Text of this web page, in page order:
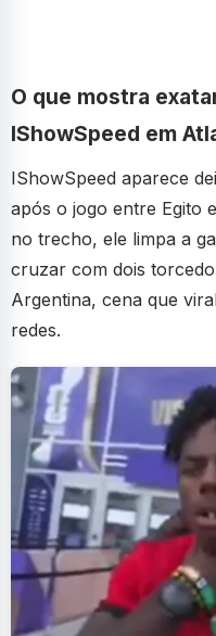
O que mostra
IShowSpeed em
IShowSpeed aparece
após o jogo entre Egito
no trecho, ele limpa a
cruzar com dois
Argentina, cena que
redes.